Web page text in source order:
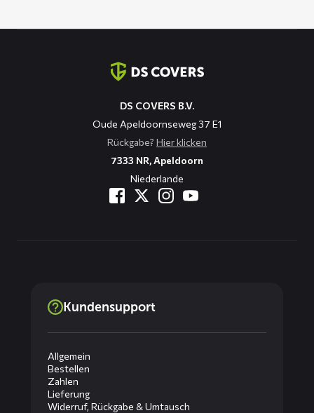
DS COVERS B.V.
Oude Apeldoornseweg 37 E1
Rückgabe? Hier klicken
7333 NR, Apeldoorn
Niederlande
Kundensupport
Allgemein
Bestellen
Zahlen
Lieferung
Widerruf, Rückgabe & Umtausch